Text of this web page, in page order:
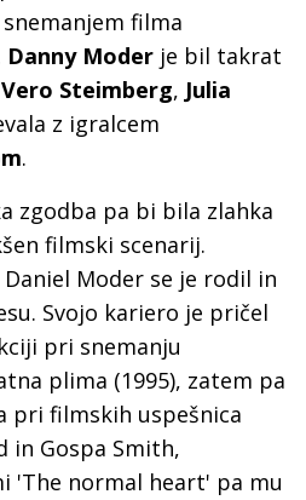
filma
Danny Moder je bil takrat
Vero Steimberg, Julia
z igralcem
.
zgodba pa bi bila zlahka
filmski scenarij.
Moder se je rodil in
Svojo kariero je pričel
pri snemanju
plima (1995), zatem pa
pri filmskih uspešnica
in Gospa Smith,
'The normal heart' pa mu